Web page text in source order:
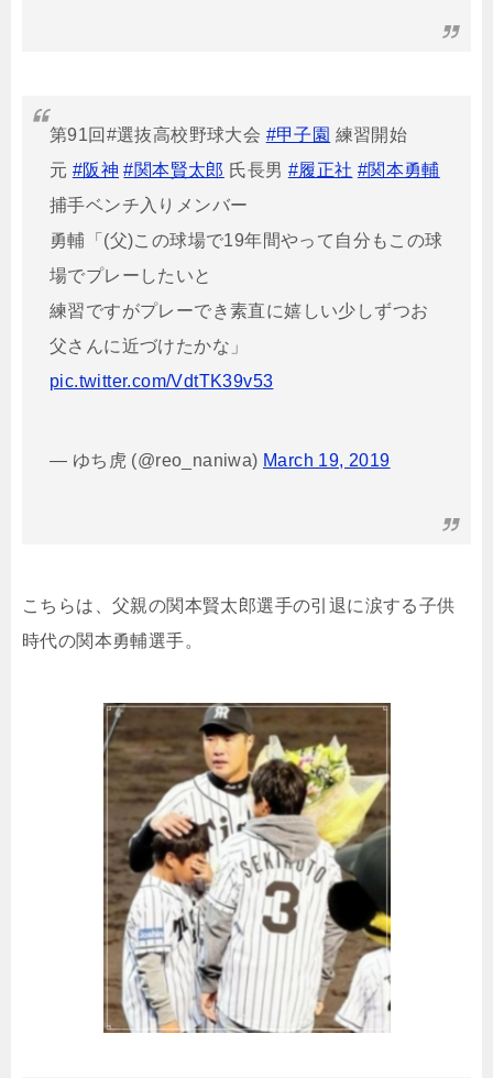
第91回#選抜高校野球大会 #甲子園 練習開始
元 #阪神 #関本賢太郎 氏長男 #履正社 #関本勇輔
捕手ベンチ入りメンバー
勇輔「(父)この球場で19年間やって自分もこの球
場でプレーしたいと
練習ですがプレーでき素直に嬉しい少しずつお
父さんに近づけたかな」
pic.twitter.com/VdtTK39v53
— ゆち虎 (@reo_naniwa) March 19, 2019
こちらは、父親の関本賢太郎選手の引退に涙する子供
時代の関本勇輔選手。